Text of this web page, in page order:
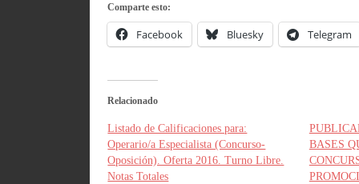
Comparte esto:
Facebook Bluesky Telegram
Relacionado
Listado de Calificaciones para:
Operario/a Especialista (Concurso-
Oposición). Oferta 2016. Turno Libre.
Notas Totales
BASES